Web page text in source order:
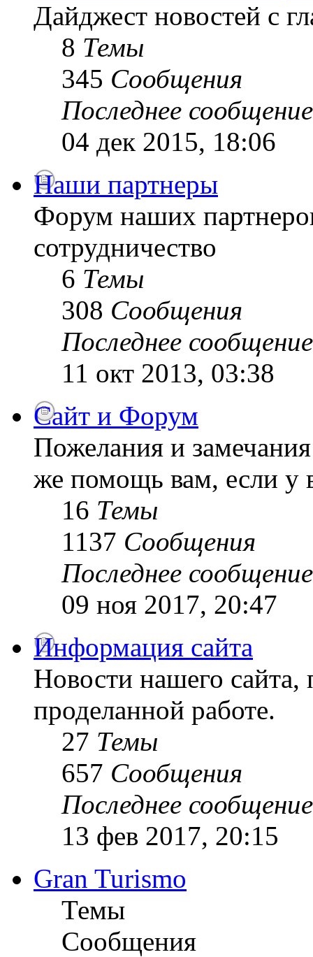
Дайджест новостей с
8 Темы
345 Сообщения
Последнее сообщение
04 дек 2015, 18:06
Наши партнеры
Форум наших
сотрудничество
6 Темы
308 Сообщения
Последнее сообщение
11 окт 2013, 03:38
Сайт и Форум
Пожелания и
же помощь вам, если у
16 Темы
1137 Сообщения
Последнее сообщение
09 ноя 2017, 20:47
Информация сайта
Новости нашего
проделанной работе.
27 Темы
657 Сообщения
Последнее сообщение
13 фев 2017, 20:15
Gran Turismo
Темы
Сообщения